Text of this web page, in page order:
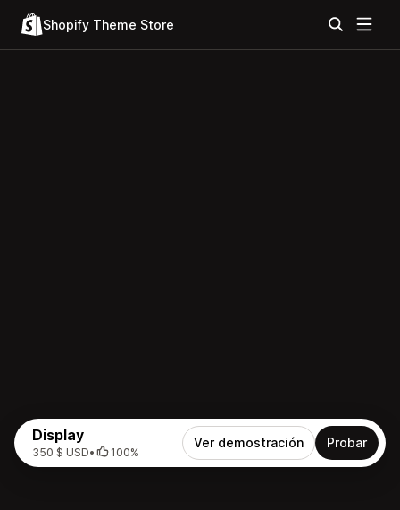
Shopify Theme Store
Display
350 $ USD• 100%
Ver demostración Probar